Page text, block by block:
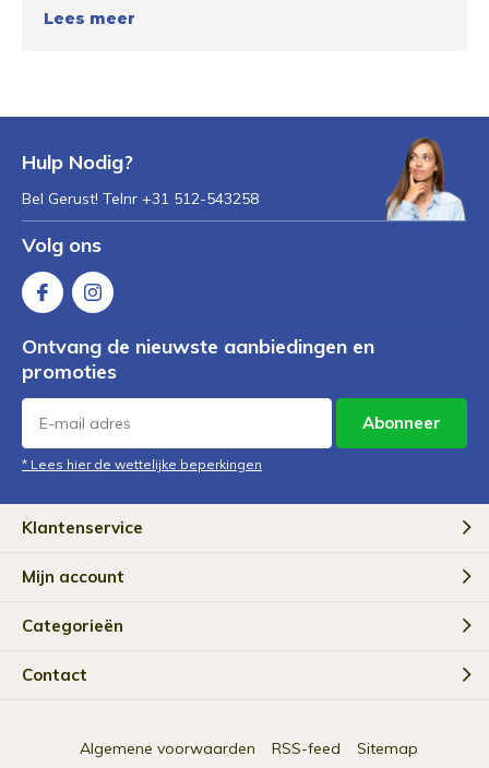
Lees meer
Hulp Nodig?
Bel Gerust! Telnr +31 512-543258
Volg ons
Ontvang de nieuwste aanbiedingen en
promoties
Abonneer
* Lees hier de wettelijke beperkingen
Klantenservice
Mijn account
Categorieën
Contact
Algemene voorwaarden RSS-feed Sitemap